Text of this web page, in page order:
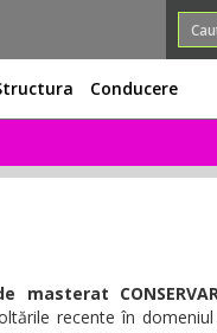
Conducere
CONSERVARE
recente în domeniul